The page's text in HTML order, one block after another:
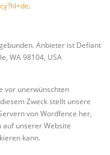
.
Anbieter ist Defiant
WA 98104, USA
vor unerwünschten
Zweck stellt unsere
von Wordfence her,
unserer Website
kann.